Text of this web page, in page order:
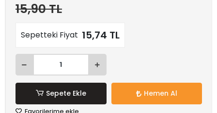
15,90 TL
Sepetteki Fiyat 15,74 TL
Sepete Ekle Hemen Al